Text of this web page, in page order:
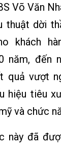
Võ Văn
thuật dời
khách
năm, đến
quả vượt
hiệu tiêu
và chức
này đã